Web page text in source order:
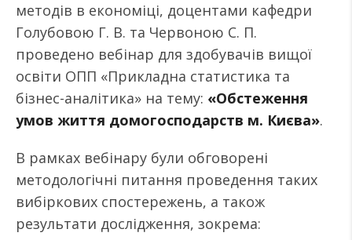
методів в економіці, доцентами кафедри
Голубовою Г. В. та Червоною С. П.
проведено вебінар для здобувачів вищої
освіти ОПП «Прикладна статистика та
бізнес-аналітика» на тему: «Обстеження
умов життя домогосподарств м. Києва».
В рамках вебінару були обговорені
методологічні питання проведення таких
вибіркових спостережень, а також
результати дослідження, зокрема: